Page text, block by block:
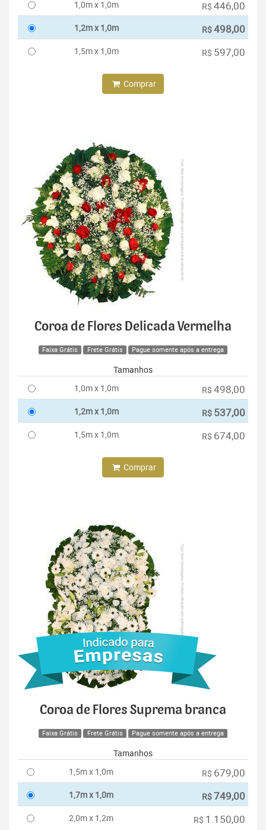
1,0m x 1,0m R$ 446,00
1,2m x 1,0m R$498,00
1,5m x 1,0m R$ 597,00
Comprar
Coroa de Flores Delicada Vermelha
Faixa Grátis Frete Grátis Pague somente após a entrega
Tamanhos
1,0m x 1,0m
R$ 498,00
1,2m x 1,0m R$ 537,00
1,5m x 1,0m R$ 674,00
Comprar
Coroa de Flores Suprema branca
Faixa Grátis Frete Grátis Pague somente após a entrega
Tamanhos
1,5m x 1,0m
R$ 679,00
1,7m x 1,0m R$749,00
2,0m x 1,2m R$ 1.150,00